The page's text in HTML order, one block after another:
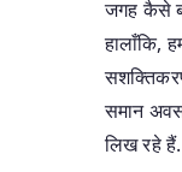
जगह कैसे
हालाँकि,
समान
लिख रहे हैं.